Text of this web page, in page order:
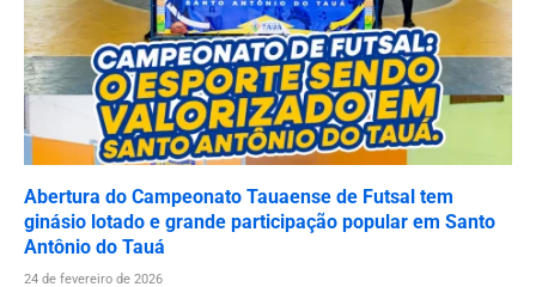
Abertura do Campeonato Tauaense de Futsal tem
ginásio lotado e grande participação popular em Santo
Antônio do Tauá
24 de fevereiro de 2026